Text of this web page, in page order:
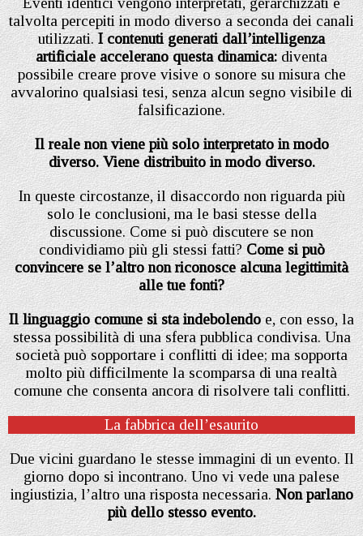
talvolta percepiti in modo diverso a seconda dei canali
utilizzati. I contenuti generati dall’intelligenza
artificiale accelerano questa dinamica:diventa
possibile creare prove visive o sonore su misura che
avvalorino qualsiasi tesi, senza alcun segno visibile di
falsificazione.
Il reale non viene più solo interpretato in modo
diverso. Viene distribuito in modo diverso.
In queste circostanze, il disaccordo non riguarda più
solo le conclusioni, ma le basi stesse della
discussione. Come si può discutere se non
condividiamo più gli stessi fatti?Come si può
convincere se l’altro non riconosce alcuna legittimità
alle tue fonti?
Il linguaggio comune si sta indebolendoe, con esso, la
stessa possibilità di una sfera pubblica condivisa. Una
società può sopportare i conflitti di idee; ma sopporta
molto più difficilmente la scomparsa di una realtà
comune che consenta ancora di risolvere tali conflitti.
La fabbrica dell’esaurito
Due vicini guardano le stesse immagini di un evento. Il
giorno dopo si incontrano. Uno vi vede una palese
ingiustizia, l’altro una risposta necessaria.Non parlano
più dello stesso evento.